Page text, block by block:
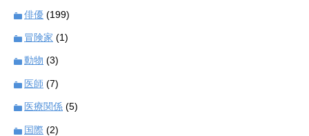
俳優 (199)
冒険家 (1)
動物 (3)
医師 (7)
医療関係 (5)
国際 (2)